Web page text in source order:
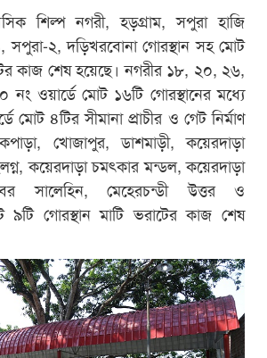
শিল্প নগরী, হড়গ্রাম, সপুরা হাজি
সপুরা-২, দড়িখরবোনা গোরস্থান সহ মোট
কাজ শেষ হয়েছে। নগরীর ১৮, ২০, ২৬,
ওয়ার্ডে মোট ১৬টি গোরস্থানের মধ্যে
মোট ৪টির সীমানা প্রাচীর ও গেট নির্মাণ
খোজাপুর, ডাশমাড়ী, কয়েরদাড়া
কয়েরদাড়া চমৎকার মন্ডল, কয়েরদাড়া
সালেহিন, মেহেরচন্ডী উত্তর ও
৯টি গোরস্থান মাটি ভরাটের কাজ শেষ